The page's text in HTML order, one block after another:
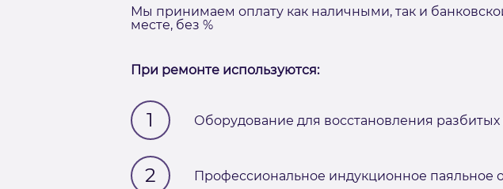
Мы принимаем оплату как наличными, так и
месте, без %
При ремонте используются:
1 Оборудование для восстановления разбитых
2 Профессиональное индукционное паяльное